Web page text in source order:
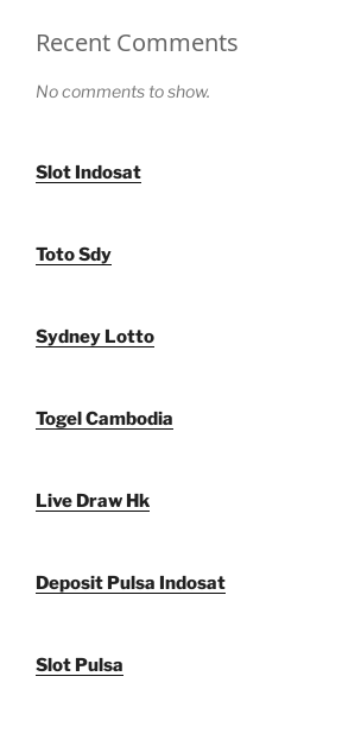
Recent Comments
No comments to show.
Slot Indosat
Toto Sdy
Sydney Lotto
Togel Cambodia
Live Draw Hk
Deposit Pulsa Indosat
Slot Pulsa